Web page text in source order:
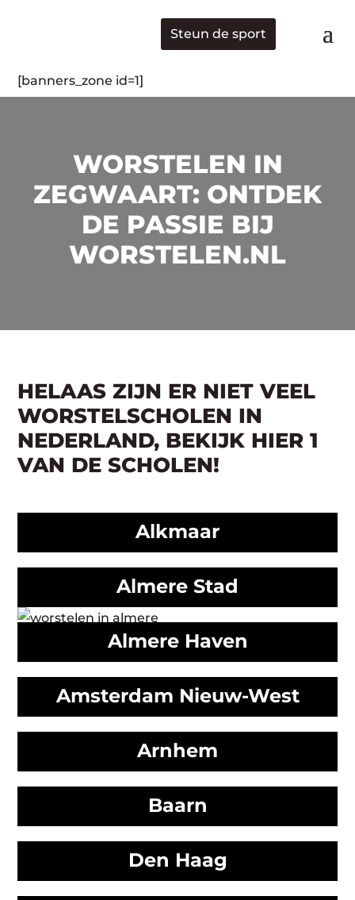
Steun de sport
[banners_zone id=1]
WORSTELEN IN
ZEGWAART: ONTDEK
DE PASSIE BIJ
WORSTELEN.NL
HELAAS ZIJN ER NIET VEEL
WORSTELSCHOLEN IN
NEDERLAND, BEKIJK HIER 1
VAN DE SCHOLEN!
Alkmaar
Almere Stad
Almere Haven
Amsterdam Nieuw-West
Arnhem
Baarn
Den Haag